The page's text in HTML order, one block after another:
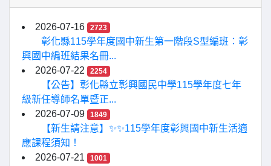
2026-07-16 2723
彰化縣115學年度國中新生第一階段S型編班：彰
興國中編班結果名冊...
2026-07-22
2254
【公告】彰化縣立彰興國民中學115學年度七年
級新任導師名單暨正...
2026-07-09
1849
【新生請注意】✨✨115學年度彰興國中新生活適
應課程須知！
2026-07-21
1001